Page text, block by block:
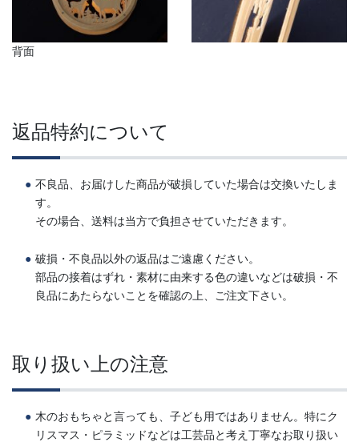
背面
返品特約について
不良品、お届けした商品が破損していた場合は交換いたしま
す。
その場合、送料は当方で負担させていただきます。
破損・不良品以外の返品はご遠慮ください。
部品の接着はずれ・素材に由来する色の違いなどは破損・不
良品にあたらないことを確認の上、ご注文下さい。
取り扱い上の注意
木のおもちゃと言っても、子ども用ではありません。特にク
リスマス・ピラミッドなどは工芸品と考え丁寧なお取り扱い